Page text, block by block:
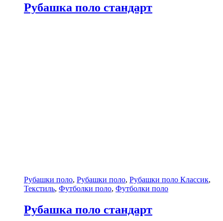
Рубашка поло стандарт
Рубашки поло, Рубашки поло, Рубашки поло Классик,
Текстиль, Футболки поло, Футболки поло
Рубашка поло стандарт